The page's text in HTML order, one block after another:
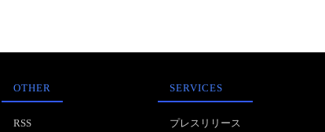
OTHER
RSS
SERVICES
プレスリリース